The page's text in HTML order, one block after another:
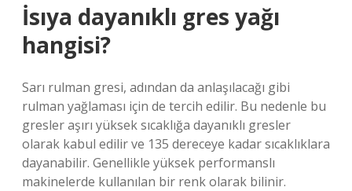
İsıya dayanıklı gres yağı
hangisi?
Sarı rulman gresi, adından da anlaşılacağı gibi
rulman yağlaması için de tercih edilir. Bu nedenle bu
gresler aşırı yüksek sıcaklığa dayanıklı gresler
olarak kabul edilir ve 135 dereceye kadar sıcaklıklara
dayanabilir. Genellikle yüksek performanslı
makinelerde kullanılan bir renk olarak bilinir.